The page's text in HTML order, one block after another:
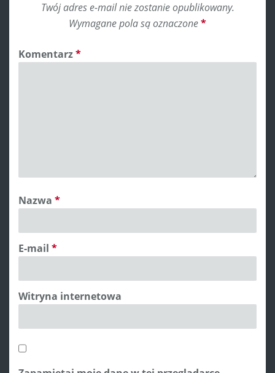
Twój adres e-mail nie zostanie opublikowany.
Wymagane pola są oznaczone*
Komentarz*
Nazwa *
E-mail *
Witryna internetowa